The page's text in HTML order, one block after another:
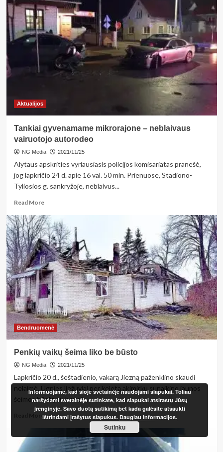
Prezidentūros
kalėdinę
eglę
papuoš
Prienų
krašto
vaikų
rankomis
pagaminti
Aktualijos
Tankiai gyvenamame mikrorajone – neblaivaus
vairuotojo autorodeo
NG Media 2021/11/25
Alytaus apskrities vyriausiasis policijos komisariatas pranešė,
jog lapkričio 24 d. apie 16 val. 50 min. Prienuose, Stadiono-
Tyliosios g. sankryžoje, neblaivus...
Read MoreRead
about
Tankiai
gyvenamame
mikrorajone
–
neblaivaus
vairuotojo
autorodeo
Bendruomenė
Penkių vaikų šeima liko be būsto
NG Media 2021/11/25
Lapkričio 20 d., šeštadienio, vakarą Jiezną paženklino skaudi
nelaimė. Ugnies liežuviai per keletą akimirkų sunaikino jaunos
šeimos būstą su beveik...
Read MoreRead
Penkių
Informuojame, kad šioje svetainėje naudojami slapukai. Toliau
naršydami svetainėje sutinkate, kad slapukai atsirastų Jūsų
įrenginyje. Savo duotą sutikimą bet kada galėsite atšaukti
ištrindami įrašytus slapukus. Daugiau informacijos.
Sutinku